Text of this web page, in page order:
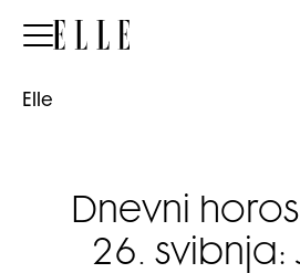
Elle
Elle
Dnevni
26. svibnja: